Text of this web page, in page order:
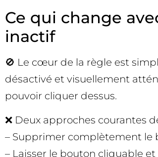
Ce qui change
inactif
🚫 Le cœur de la règle est
désactivé et visuellement
pouvoir cliquer dessus.
❌ Deux approches courantes
– Supprimer complètement le
– Laisser le bouton cliquable